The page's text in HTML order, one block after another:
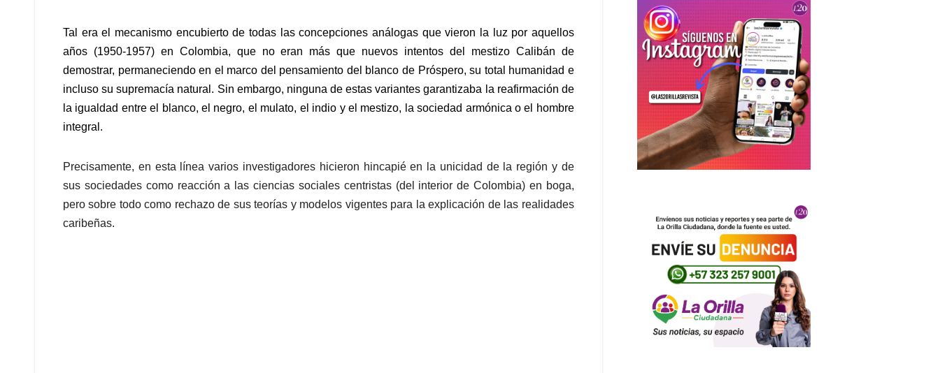
Tal era el mecanismo encubierto de todas las concepciones análogas que vieron la luz por aquellos
años (1950-1957) en Colombia, que no eran más que nuevos intentos del mestizo Calibán de
demostrar, permaneciendo en el marco del pensamiento del blanco de Próspero, su total humanidad e
incluso su supremacía natural. Sin embargo, ninguna de estas variantes garantizaba la reafirmación de
la igualdad entre el blanco, el negro, el mulato, el indio y el mestizo, la sociedad armónica o el hombre
integral.
Precisamente, en esta línea varios investigadores hicieron hincapié en la unicidad de la región y de
sus sociedades como reacción a las ciencias sociales centristas (del interior de Colombia) en boga,
pero sobre todo como rechazo de sus teorías y modelos vigentes para la explicación de las realidades
caribeñas.